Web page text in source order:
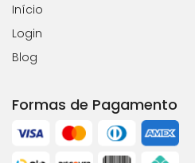
Início
Login
Blog
Formas de Pagamento